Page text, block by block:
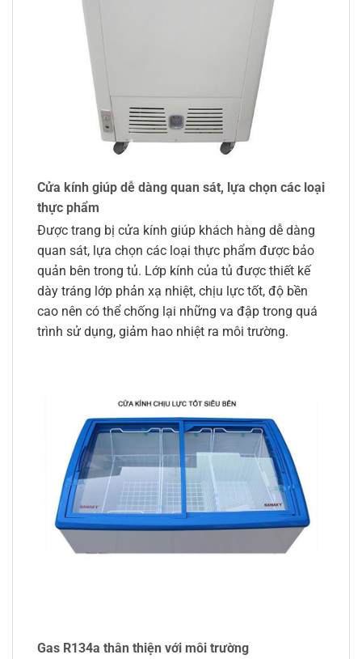
Cửa kính giúp dễ dàng quan sát, lựa chọn các loại
thực phẩm
Được trang bị cửa kính giúp khách hàng dễ dàng
quan sát, lựa chọn các loại thực phẩm được bảo
quản bên trong tủ. Lớp kính của tủ được thiết kế
dày tráng lớp phản xạ nhiệt, chịu lực tốt, độ bền
cao nên có thể chống lại những va đập trong quá
trình sử dụng, giảm hao nhiệt ra môi trường.
Gas R134a thân thiện với môi trường